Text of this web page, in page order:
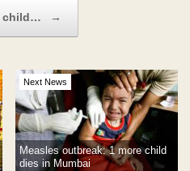
child… →
Next News
Measles outbreak: 1 more child
dies in Mumbai